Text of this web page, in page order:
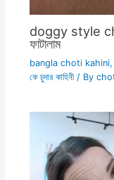
doggy style choti
ফাটালাম
bangla choti kahini,
কে চুদার কাহিনী/ By